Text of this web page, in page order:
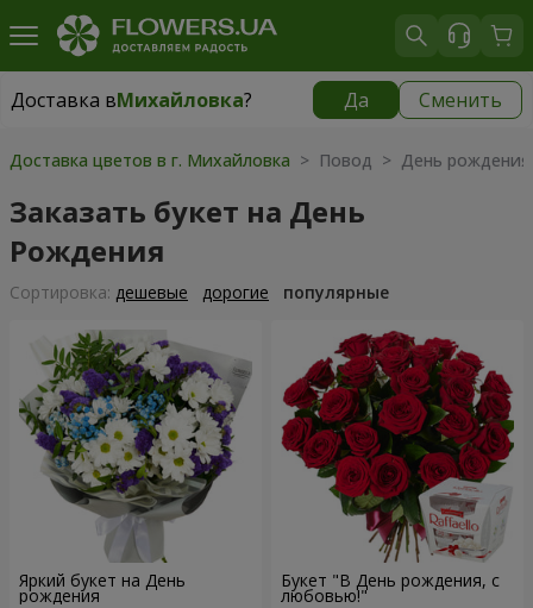
Доставка вМихайловка? Да Сменить
Доставка вМихайловка|
Доставка цветов в г. Михайловка > Повод > День рождения
Заказать букет на День
Рождения
Cортировка: дешевые дорогие популярные
Яркий букет на День
рождения
Букет "В День рождения, с
любовью!"